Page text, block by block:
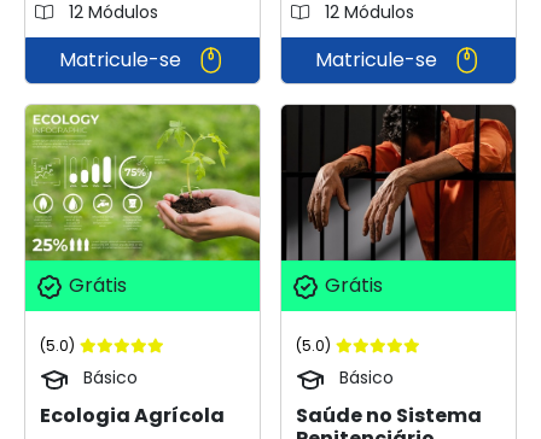
12 Módulos
Matricule-se
12 Módulos
Matricule-se
Grátis
(5.0)
Básico
Ecologia Agrícola
Grátis
(5.0)
Básico
Saúde no Sistema